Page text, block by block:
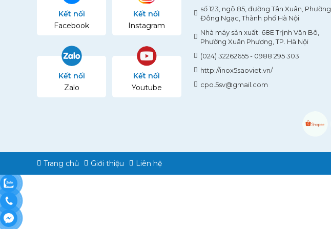
Kết nối
Facebook
Kết nối
Instagram
Kết nối
Zalo
Kết nối
Youtube
số 123, ngõ 85, đường Tân Xuân, Phường
Đông Ngạc, Thành phố Hà Nội
Nhà máy sản xuất: 68E Trịnh Văn Bô,
Phường Xuân Phương, TP. Hà Nội
(024) 32262655 - 0988 295 303
http://inox5saoviet.vn/
cpo.5sv@gmail.com
Trang chủ Giới thiệu Liên hệ